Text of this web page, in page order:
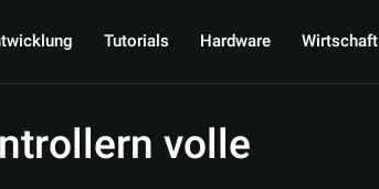
Tutorials Hardware Wirtschaft
volle